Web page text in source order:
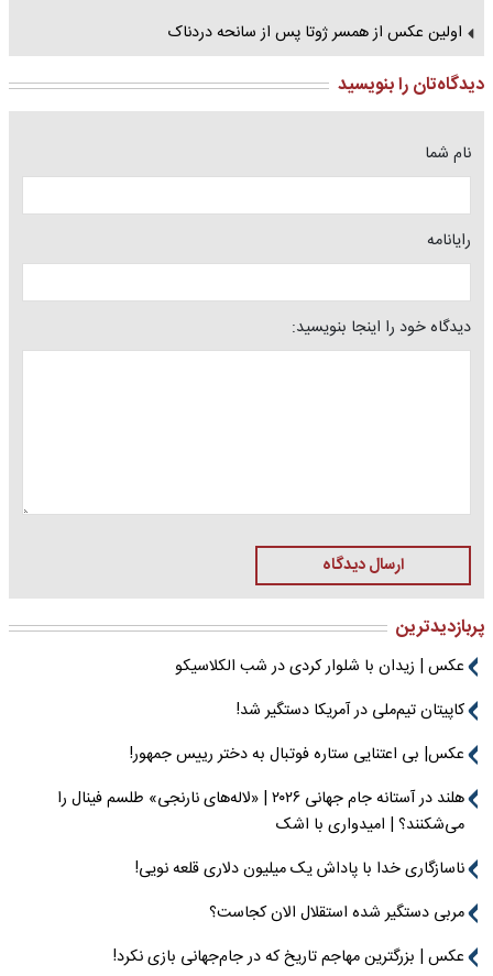
اولین عکس از همسر ژوتا پس از سانحه دردناک
دیدگاه‌تان را بنویسید
نام شما
رایانامه
دیدگاه خود را اینجا بنویسید:
ارسال دیدگاه
پربازدیدترین
عکس | زیدان با شلوار کردی در شب الکلاسیکو
کاپیتان تیم‌ملی در آمریکا دستگیر شد!
عکس| بی اعتنایی ستاره فوتبال به دختر رییس جمهور!
هلند در آستانه جام جهانی ۲۰۲۶ | «لاله‌های نارنجی» طلسم فینال را
می‌شکنند؟ | امیدواری با اشک
ناسازگاری خدا با پاداش یک میلیون دلاری قلعه نویی!
مربی دستگیر شده استقلال الان کجاست؟
عکس | بزرگترین مهاجم تاریخ که در جام‌جهانی بازی نکرد!